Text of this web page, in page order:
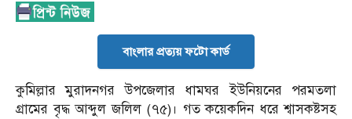
বাংলার প্রত্যয় ফটো কার্ড
কুমিল্লার মুরাদনগর উপজেলার ধামঘর ইউনিয়নের পরমতলা
গ্রামের বৃদ্ধ আব্দুল জলিল (৭৫)। গত কয়েকদিন ধরে শ্বাসকষ্টসহ